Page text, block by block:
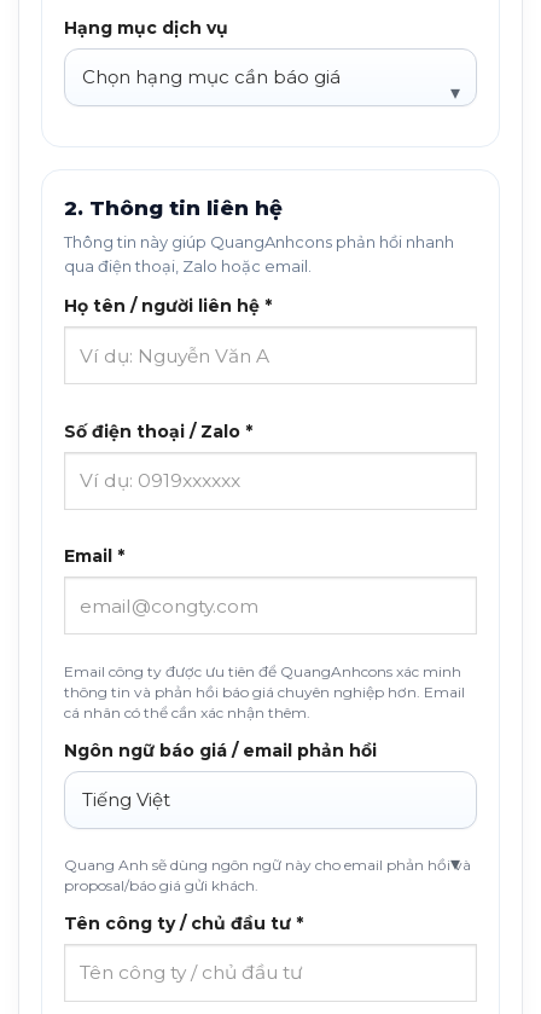
Hạng mục dịch vụ
2. Thông tin liên hệ
Thông tin này giúp QuangAnhcons phản hồi nhanh
qua điện thoại, Zalo hoặc email.
Họ tên / người liên hệ *
Số điện thoại / Zalo *
Email *
Email công ty được ưu tiên để QuangAnhcons xác minh
thông tin và phản hồi báo giá chuyên nghiệp hơn. Email
cá nhân có thể cần xác nhận thêm.
Ngôn ngữ báo giá / email phản hồi
Quang Anh sẽ dùng ngôn ngữ này cho email phản hồi và
proposal/báo giá gửi khách.
Tên công ty / chủ đầu tư *